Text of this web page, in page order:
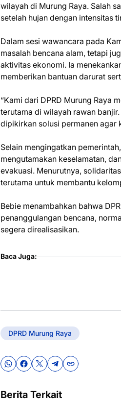
wilayah di Murung Raya. Salah
setelah hujan dengan intensitas
Dalam sesi wawancara pada
masalah bencana alam, tetapi
aktivitas ekonomi. Ia
memberikan bantuan darurat
“Kami dari DPRD Murung Raya
terutama di wilayah rawan
dipikirkan solusi permanen agar
Selain mengingatkan
mengutamakan keselamatan,
evakuasi. Menurutnya,
terutama untuk membantu
Bebie menambahkan bahwa
penanggulangan bencana,
segera direalisasikan.
Baca Juga:
DPRD Murung Raya
Berita Terkait